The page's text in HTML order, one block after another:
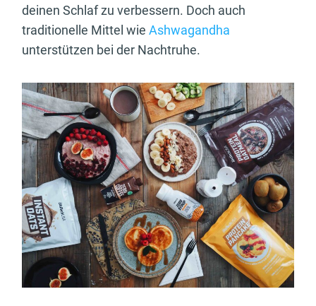
deinen Schlaf zu verbessern. Doch auch
traditionelle Mittel wie Ashwagandha
unterstützen bei der Nachtruhe.